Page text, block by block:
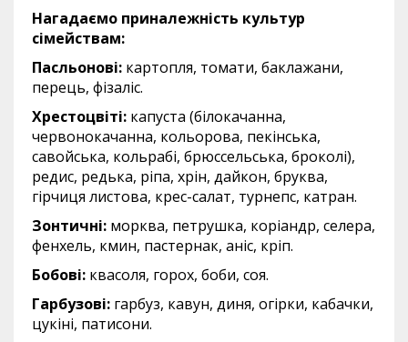
Нагадаємо приналежність культур
сімействам:
Пасльонові: картопля, томати, баклажани,
перець, фізаліс.
Хрестоцвіті: капуста (білокачанна,
червонокачанна, кольорова, пекінська,
савойська, кольрабі, брюссельська, броколі),
редис, редька, ріпа, хрін, дайкон, бруква,
гірчиця листова, крес-салат, турнепс, катран.
Зонтичні: морква, петрушка, коріандр, селера,
фенхель, кмин, пастернак, аніс, кріп.
Бобові: квасоля, горох, боби, соя.
Гарбузові: гарбуз, кавун, диня, огірки, кабачки,
цукіні, патисони.